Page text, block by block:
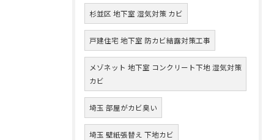
杉並区 地下室 湿気対策 カビ
戸建住宅 地下室 防カビ結露対策工事
メゾネット 地下室 コンクリート下地 湿気対策
カビ
埼玉 部屋がカビ臭い
埼玉 壁紙張替え 下地カビ